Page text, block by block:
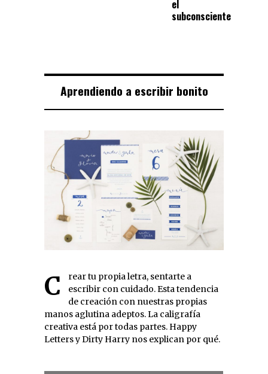
el
subconsciente
Aprendiendo a escribir bonito
Crear tu propia letra, sentarte a
escribir con cuidado. Esta tendencia
de creación con nuestras propias
manos aglutina adeptos. La caligrafía
creativa está por todas partes. Happy
Letters y Dirty Harry nos explican por qué.